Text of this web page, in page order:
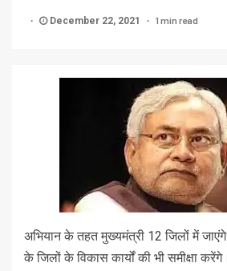
December 22, 2021 1 min read
अभियान के तहत मुख्यमंत्री 12 जिलों में
के जिलों के विकास कार्यों की भी समीक्षा